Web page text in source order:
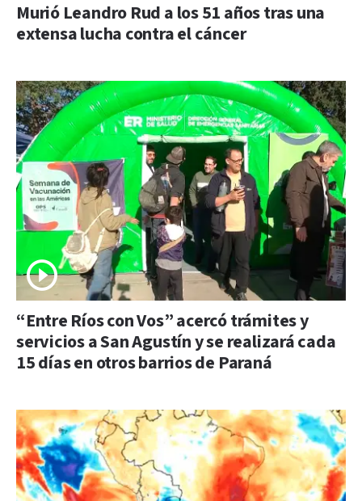
Murió Leandro Rud a los 51 años tras una
extensa lucha contra el cáncer
“Entre Ríos con Vos” acercó trámites y
servicios a San Agustín y se realizará cada
15 días en otros barrios de Paraná